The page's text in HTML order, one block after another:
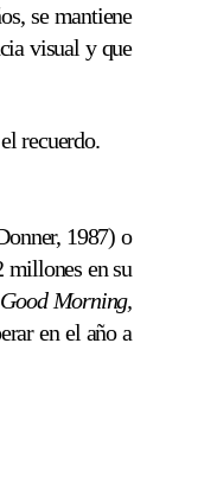
se mantiene
visual y que
recuerdo.
1987) o
millones en su
Good Morning,
en el año a